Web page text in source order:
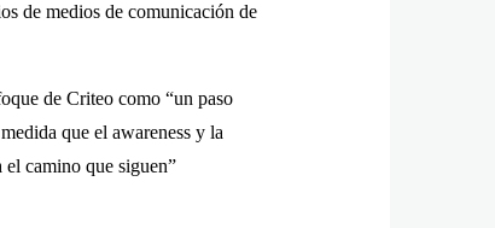
de medios de comunicación de
de Criteo como “un paso
que el awareness y la
camino que siguen”